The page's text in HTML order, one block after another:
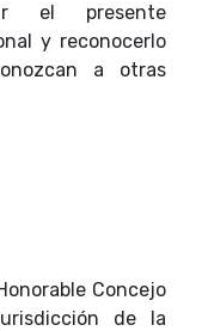
el presente
y reconocerlo
a otras
Concejo
de la